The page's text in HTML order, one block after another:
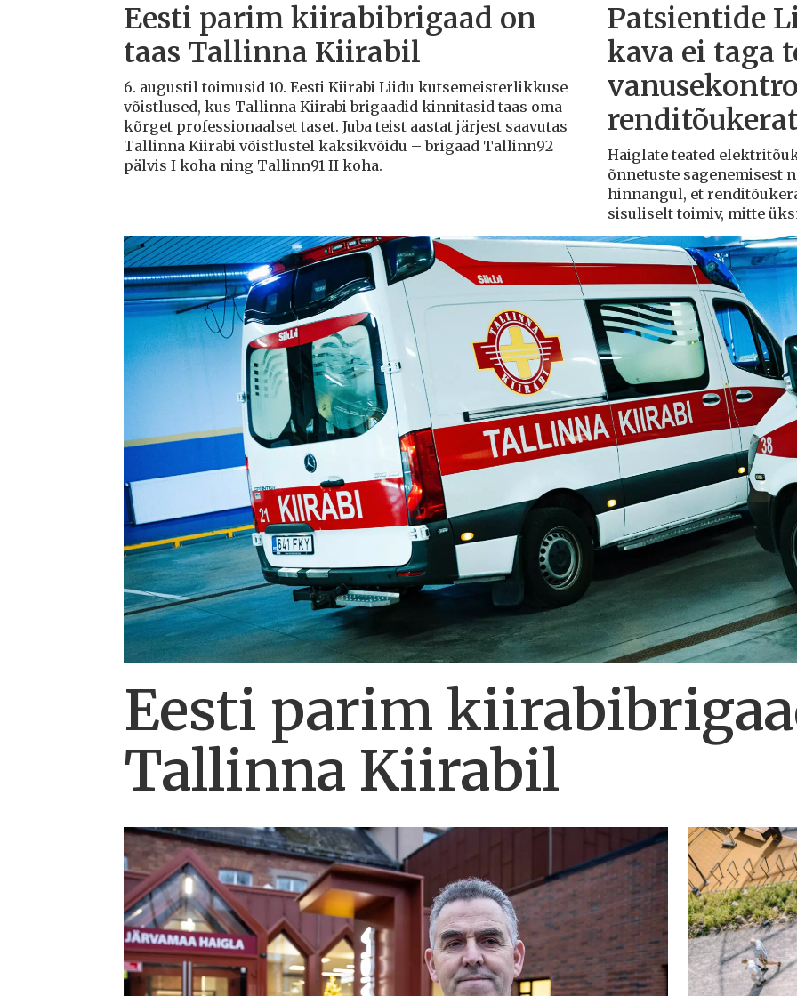
Eesti parim kiirabibrigaad on
taas Tallinna Kiirabil
6. augustil toimusid 10. Eesti Kiirabi Liidu kutsemeisterlikkuse
võistlused, kus Tallinna Kiirabi brigaadid kinnitasid taas oma
kõrget professionaalset taset. Juba teist aastat järjest saavutas
Tallinna Kiirabi võistlustel kaksikvõidu – brigaad Tallinn92
pälvis I koha ning Tallinn91 II koha.
Patsientide
kava ei taga
Haiglate teated
õnnetuste sagenemisest
hinnangul, et
sisuliselt toimiv, mitte
Eesti parim
Tallinna Kiirabil